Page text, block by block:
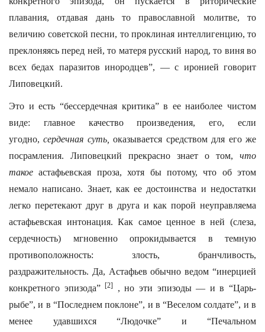
плавания, отдавая дань то православной молитве, то
величию советской песни, то проклиная интеллигенцию, то
преклоняясь перед ней, то матеря русский народ, то виня во
всех бедах паразитов инородцев”, — с иронией говорит
Липовецкий.
Это и есть “бессердечная критика” в ее наиболее чистом
виде: главное качество произведения, его, если
угодно,сердечная суть, оказывается средством для его же
посрамления. Липовецкий прекрасно знает о том, что
такое астафьевская проза, хотя бы потому, что об этом
немало написано. Знает, как ее достоинства и недостатки
легко перетекают друг в друга и как порой неуправляема
астафьевская интонация. Как самое ценное в ней (слеза,
сердечность) мгновенно опрокидывается в темную
противоположность: злость, бранчливость,
раздражительность. Да, Астафьев обычно ведом “инерцией
конкретного эпизода”[2]
, но эти эпизоды — и в “Царь-
рыбе”, и в “Последнем поклоне”, и в “Веселом солдате”, и в
менее удавшихся “Людочке” и “Печальном